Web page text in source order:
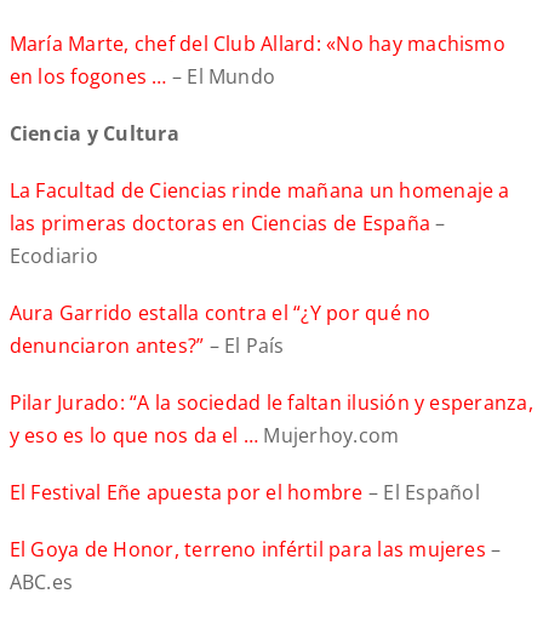
María Marte, chef del Club Allard: «No hay machismo
en los fogones … – El Mundo
Ciencia y Cultura
La Facultad de Ciencias rinde mañana un homenaje a
las primeras doctoras en Ciencias de España–
Ecodiario
Aura Garrido estalla contra el “¿Y por qué no
denunciaron antes?” – El País
Pilar Jurado: “A la sociedad le faltan ilusión y esperanza,
y eso es lo que nos da el … Mujerhoy.com
El Festival Eñe apuesta por el hombre – El Español
El Goya de Honor, terreno infértil para las mujeres –
ABC.es